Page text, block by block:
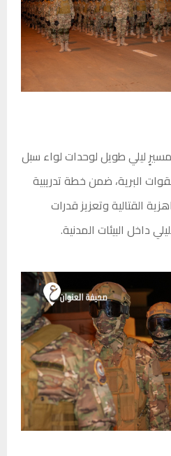
ليلي طويل لوحدات لواء سبل
البرية، ضمن خطة تدريبية
القتالية وتعزيز قدرات
داخل البيئات المدنية.